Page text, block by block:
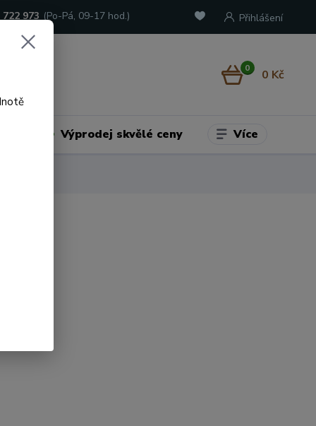
Přihlášení
973 (Po-Pá, 09-17 hod.)
0 0 Kč
Výprodej skvělé ceny Více